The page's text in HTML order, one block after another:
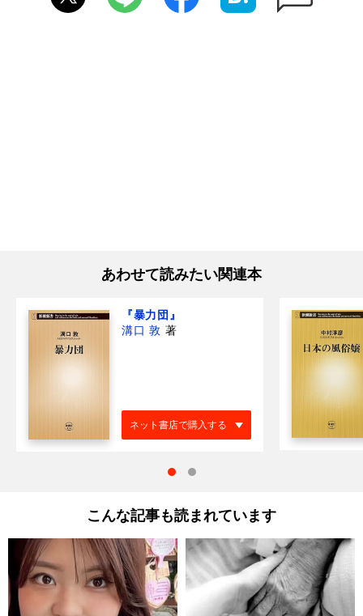
あわせて読みたい関連本
『暴力団』
溝口 敦 著
ネット書店で購入する
こんな記事も読まれています